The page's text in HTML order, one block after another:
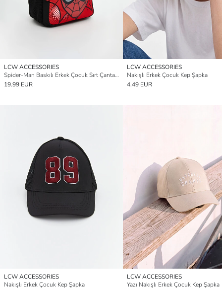
LCW ACCESSORIES
Spider-Man Baskılı Erkek Çocuk Sırt Çantası
19.99 EUR
LCW ACCESSORIES
Nakışlı Erkek Çocuk Kep Şapka
4.49 EUR
LCW ACCESSORIES
Nakışlı Erkek Çocuk Kep Şapka
LCW ACCESSORIES
Yazı Nakışlı Erkek Çocuk Kep Şapka